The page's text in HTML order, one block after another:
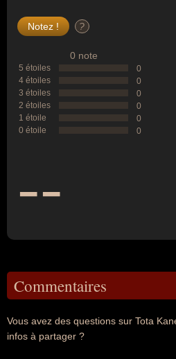
?
0 note
5 étoiles
0
4 étoiles
0
3 étoiles
0
2 étoiles
0
1 étoile
0
0 étoile
0
--
Commentaires
Vous avez des questions sur Tota
infos à partager ?